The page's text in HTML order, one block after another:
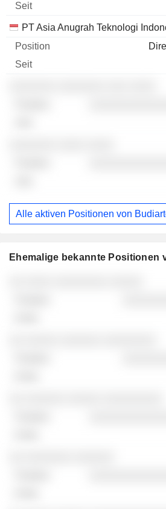
PT Asia Anugrah Teknologi
Alle aktiven Positionen von
Ehemalige bekannte Positionen